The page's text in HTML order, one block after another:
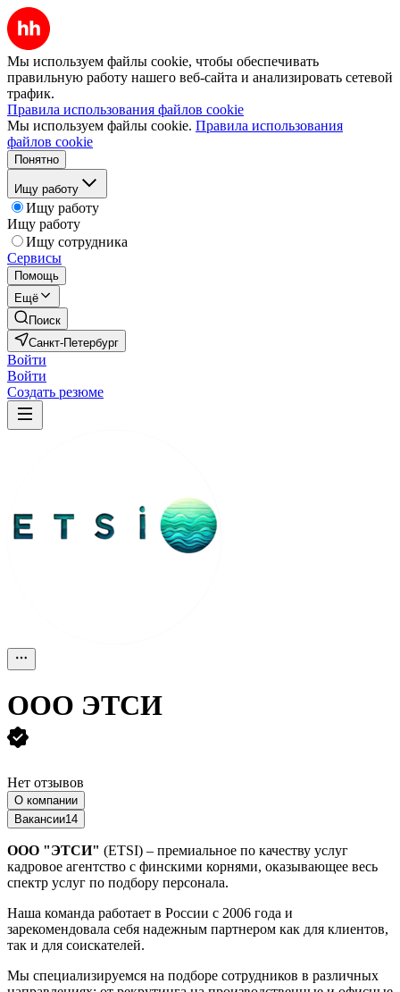
Мы используем файлы cookie, чтобы обеспечивать
правильную работу нашего веб-сайта и анализировать сетевой
трафик.
Правила использования файлов cookie
Мы используем файлы cookie. Правила использования
файлов cookie
Понятно
Ищу работу
Ищу работу
Ищу работу
Ищу сотрудника
Сервисы
Помощь
Ещё
Поиск
Санкт-Петербург
Войти
Войти
Создать резюме
ООО ЭТСИ
Нет отзывов
О компании
Вакансии14
ООО "ЭТСИ" (ETSI) – премиальное по качеству услуг
кадровое агентство с финскими корнями, оказывающее весь
спектр услуг по подбору персонала.
Наша команда работает в России с 2006 года и
зарекомендовала себя надежным партнером как для клиентов,
так и для соискателей.
Мы специализируемся на подборе сотрудников в различных